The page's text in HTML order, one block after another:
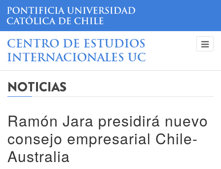
CENTRO DE ESTUDIOS
INTERNACIONALES UC
NOTICIAS
Ramón Jara presidirá nuevo
consejo empresarial Chile-
Australia